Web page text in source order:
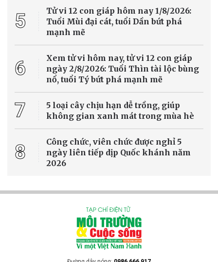
5
Tử vi 12 con giáp hôm nay 1/8/2026:
Tuổi Mùi đại cát, tuổi Dần bứt phá
mạnh mẽ
6
Xem tử vi hôm nay, tử vi 12 con giáp
ngày 2/8/2026: Tuổi Thìn tài lộc bùng
nổ, tuổi Tý bứt phá mạnh mẽ
7
5 loại cây chịu hạn dễ trồng, giúp
không gian xanh mát trong mùa hè
8
Công chức, viên chức được nghỉ 5
ngày liên tiếp dịp Quốc khánh năm
2026